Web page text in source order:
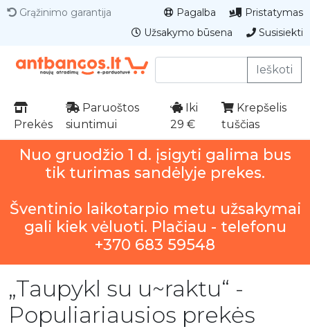
Grąžinimo garantija Pagalba
Pristatymas
Užsakymo būsena
Susisiekti
Ieškoti
Prekės
Paruoštos
siuntimui
Iki
29 €
Krepšelis
tuščias
Nuo gruodžio 1 d. įsigyti galima bus
tik turimas sandėlyje prekes.
Šventinio laikotarpio metu užsakymai
gali kiek vėluoti. Plačiau - telefonu
+370 683 59548
„Taupykl su u~raktu“ -
Populiariausios prekės